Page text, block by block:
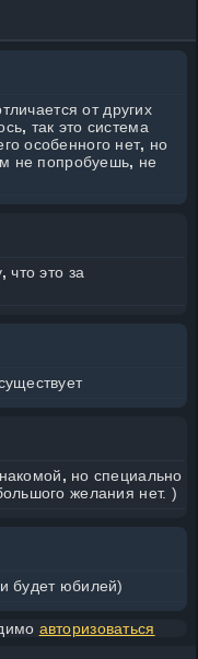
от других
, так это система
особенного нет, но
не попробуешь, не
, что это за
, но специально
желания нет. )
будет юбилей)
авторизоваться